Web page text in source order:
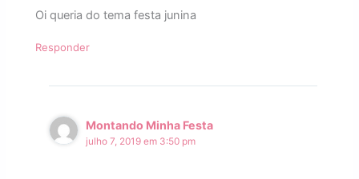
Oi queria do tema festa junina
Responder
Montando Minha Festa
julho 7, 2019 em 3:50 pm